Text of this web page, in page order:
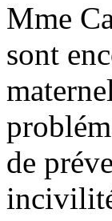
Mme
sont
de